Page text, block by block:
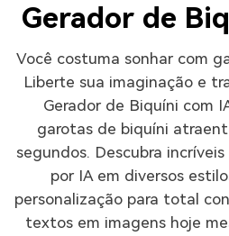
Gerador de
Você costuma sonhar com
Liberte sua imaginação e
Gerador de Biquíni com
garotas de biquíni
segundos. Descubra
por IA em diversos
personalização para total
textos em imagens hoje